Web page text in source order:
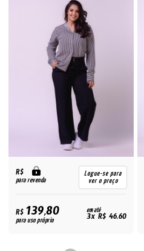
R$
para revenda
Logue-se para
ver o preço
R$139,80
para uso próprio
em até
3x R$ 46,60